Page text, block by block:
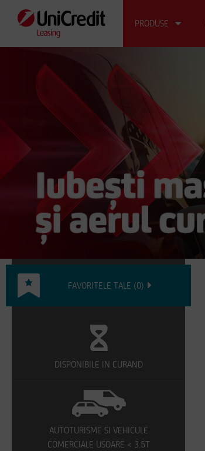
PRODUSE
FAVORITELE TALE (0)
DISPONIBILE IN CURAND
AUTOTURISME SI VEHICULE
COMERCIALE USOARE < 3.5T